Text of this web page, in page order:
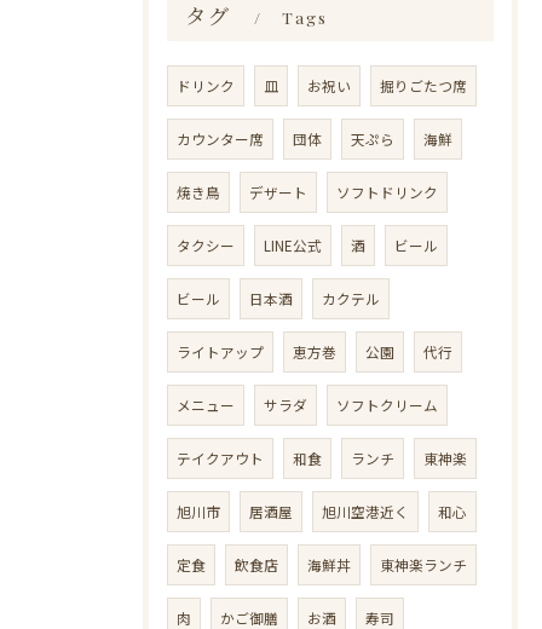
タグ Tags
ドリンク 皿 お祝い 掘りごたつ席
カウンター席 団体 天ぷら 海鮮
焼き鳥 デザート ソフトドリンク
タクシー LINE公式 酒 ビール
ビール 日本酒 カクテル
ライトアップ 恵方巻 公園 代行
メニュー サラダ ソフトクリーム
テイクアウト 和食 ランチ 東神楽
旭川市 居酒屋 旭川空港近く 和心
定食 飲食店 海鮮丼 東神楽ランチ
肉 かご御膳 お酒 寿司